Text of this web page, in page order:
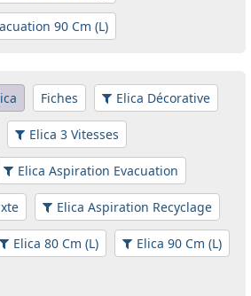
90 Cm (L)
Fiches Elica Décorative
Elica 3 Vitesses
Elica Aspiration Evacuation
Elica Aspiration Recyclage
Elica 80 Cm (L) Elica 90 Cm (L)